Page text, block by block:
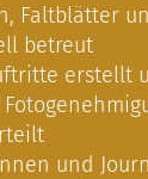
Faltblätter
betreut
erstellt
und